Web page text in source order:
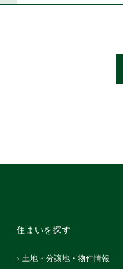
住まいを探す
土地・分譲地・物件情報